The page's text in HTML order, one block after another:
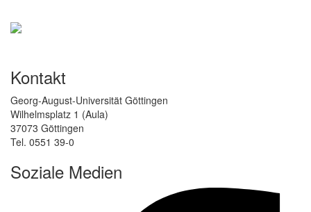
Kontakt
Georg-August-Universität Göttingen
Wilhelmsplatz 1 (Aula)
37073 Göttingen
Tel. 0551 39-0
Soziale Medien